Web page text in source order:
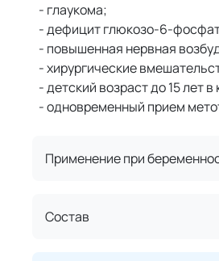
- глаукома;
- дефицит глюкозо-6-
- повышенная нервная
- хирургические
- детский возраст до 15 лет
- одновременный прием
Применение при
Состав